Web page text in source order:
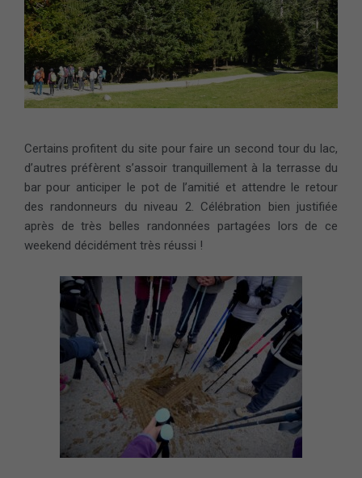
Certains profitent du site pour faire un second tour du lac,
d’autres préfèrent s’assoir tranquillement à la terrasse du
bar pour anticiper le pot de l’amitié et attendre le retour
des randonneurs du niveau 2. Célébration bien justifiée
après de très belles randonnées partagées lors de ce
weekend décidément très réussi !